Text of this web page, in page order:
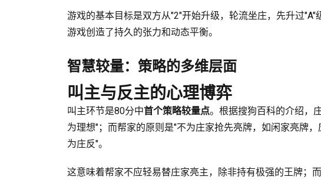
游戏的基本目标是双方从"2"开始升级，轮流坐庄，先升过"A"
游戏创造了持久的张力和动态平衡。
智慧较量：策略的多维层面
叫主与反主的心理博弈
叫主环节是80分中首个策略较量点。根据搜狗百科的介绍，
为理想"；而帮家的原则是"不为庄家抢先亮牌，如闲家亮牌
为庄反"。
这意味着帮家不应轻易替庄家亮主，除非持有极强的王牌；